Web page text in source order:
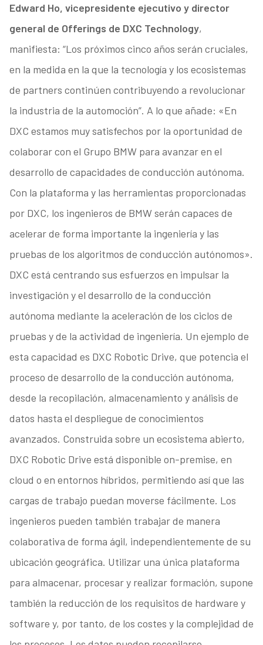
Edward Ho, vicepresidente ejecutivo y director
general de Offerings de DXC Technology,
manifiesta: “Los próximos cinco años serán cruciales,
en la medida en la que la tecnología y los ecosistemas
de partners continúen contribuyendo a revolucionar
la industria de la automoción”. A lo que añade: «En
DXC estamos muy satisfechos por la oportunidad de
colaborar con el Grupo BMW para avanzar en el
desarrollo de capacidades de conducción autónoma.
Con la plataforma y las herramientas proporcionadas
por DXC, los ingenieros de BMW serán capaces de
acelerar de forma importante la ingeniería y las
pruebas de los algoritmos de conducción autónomos».
DXC está centrando sus esfuerzos en impulsar la
investigación y el desarrollo de la conducción
autónoma mediante la aceleración de los ciclos de
pruebas y de la actividad de ingeniería. Un ejemplo de
esta capacidad es DXC Robotic Drive, que potencia el
proceso de desarrollo de la conducción autónoma,
desde la recopilación, almacenamiento y análisis de
datos hasta el despliegue de conocimientos
avanzados. Construida sobre un ecosistema abierto,
DXC Robotic Drive está disponible on-premise, en
cloud o en entornos híbridos, permitiendo así que las
cargas de trabajo puedan moverse fácilmente. Los
ingenieros pueden también trabajar de manera
colaborativa de forma ágil, independientemente de su
ubicación geográfica. Utilizar una única plataforma
para almacenar, procesar y realizar formación, supone
también la reducción de los requisitos de hardware y
software y, por tanto, de los costes y la complejidad de